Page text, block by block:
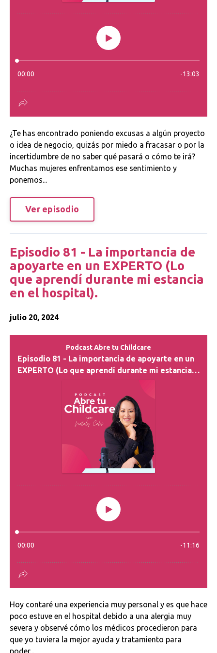
¿Te has encontrado poniendo excusas a algún proyecto
o idea de negocio, quizás por miedo a fracasar o por la
incertidumbre de no saber qué pasará o cómo te irá?
Muchas mujeres enfrentamos ese sentimiento y
ponemos...
Ver episodio
Episodio 81 - La importancia de
apoyarte en un EXPERTO (Lo
que aprendí durante mi estancia
en el hospital).
julio 20, 2024
Hoy contaré una experiencia muy personal y es que hace
poco estuve en el hospital debido a una alergia muy
severa y observé cómo los médicos procedieron para
que yo tuviera la mejor ayuda y tratamiento para
poder...